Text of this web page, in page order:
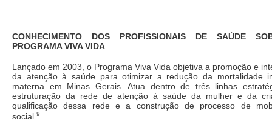
CONHECIMENTO DOS PROFISSIONAIS DE SAÚDE
PROGRAMA VIVA VIDA
Lançado em 2003, o Programa Viva Vida objetiva a promoção e
da atenção à saúde para otimizar a redução da mortalidade
materna em Minas Gerais. Atua dentro de três linhas
estruturação da rede de atenção à saúde da mulher e da
qualificação dessa rede e a construção de processo de
social. 9